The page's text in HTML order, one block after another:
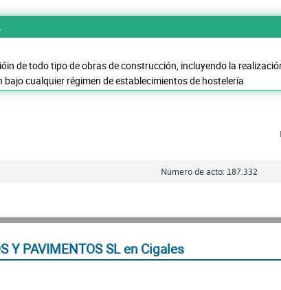
de todo tipo de obras de construcción, incluyendo la
bajo cualquier régimen de establecimientos de hostelería
Número de acto: 187.332
Y PAVIMENTOS SL en Cigales